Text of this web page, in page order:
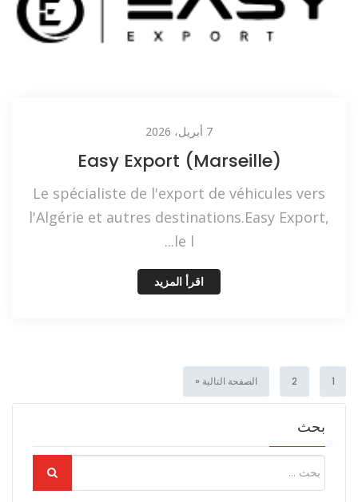
7 أبريل، 2026
Easy Export (Marseille)
Le spécialiste de l'export de véhicules vers
l'Algérie et autres destinations.Easy Export,
le l...
اقرأ المزيد
1
2 الصفحة التالية «
بحث